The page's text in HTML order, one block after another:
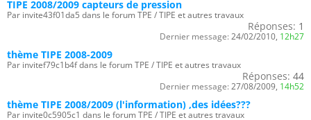
TIPE 2008/2009 capteurs de pression
Par invite43f01da5 dans le forum TPE / TIPE et autres travaux
Réponses: 1
Dernier message: 24/02/2010, 12h27
thème TIPE 2008-2009
Par invitef79c1b4f dans le forum TPE / TIPE et autres travaux
Réponses: 44
Dernier message: 27/08/2009, 14h52
thème TIPE 2008/2009 (l'information) ,des idées???
Par invite0c5905c1 dans le forum TPE / TIPE et autres travaux